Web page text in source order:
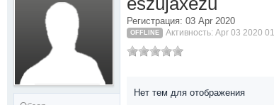
Регистрация: 03 Apr 2020
OFFLINE Активность: Apr 03 2020
Нет тем для отображения